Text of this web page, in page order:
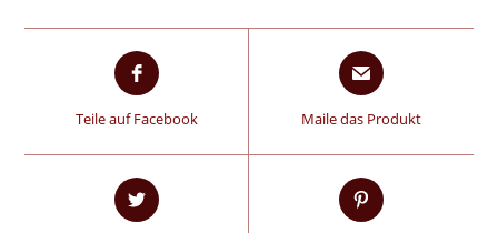
Teile auf Facebook Maile das Produkt